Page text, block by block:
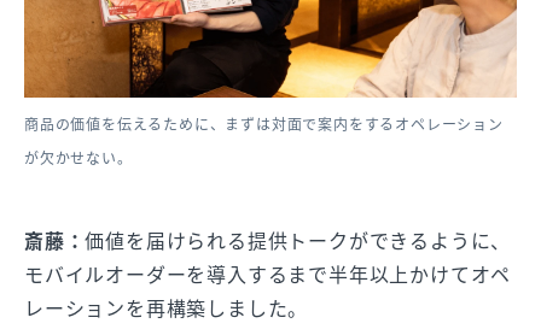
商品の価値を伝えるために、まずは対面で案内をするオペレーション
が欠かせない。
斎藤：価値を届けられる提供トークができるように、
モバイルオーダーを導入するまで半年以上かけてオペ
レーションを再構築しました。